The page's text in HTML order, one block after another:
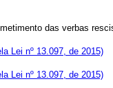
das verbas
Lei nº 13.097, de 2015)
Lei nº 13.097, de 2015)